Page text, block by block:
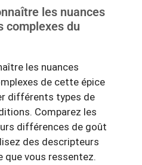
les nuances
complexes du
les nuances
de cette épice
différents types de
Comparez les
différences de goût
des descripteurs
que vous ressentez.